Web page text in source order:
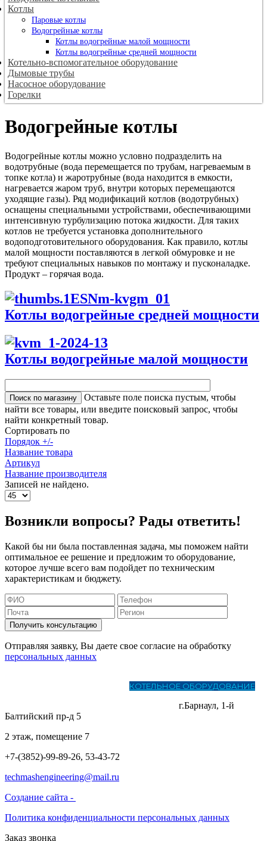
Котлы
Паровые котлы
Водогрейные котлы
Котлы водогрейные малой мощности
Котлы водогрейные средней мощности
Котельно-вспомогательное оборудование
Дымовые трубы
Насосное оборудование
Горелки
Водогрейные котлы
Водогрейные котлы можно условно подразделить на
водотрубные (вода перемещается по трубам, нагреваемым в
топке котла) и жаротрубные (вода находится в емкости,
нагревается жаром труб, внутри которых перемещаются
уходящие газы). Ряд модификаций котлов (водотрубных)
оснащены специальными устройствами, обеспечивающими
интенсивную турбулизацию потока жидкости. Для таких
котлов не требуется установка дополнительного
водоподготовительного оборудования. Как правило, котлы
малой мощности поставляются в легкой обмуровке и не
требуют специальных навыков по монтажу и пусконаладке.
Продукт – горячая вода.
Котлы водогрейные средней мощности
Котлы водогрейные малой мощности
Оставьте поле поиска пустым, чтобы
найти все товары, или введите поисковый запрос, чтобы
найти конкретный товар.
Сортировать по
Порядок +/-
Название товара
Артикул
Название производителя
Записей не найдено.
Возникли вопросы? Рады ответить!
Какой бы ни была поставленная задача, мы поможем найти
оптимальное ее решение и предложим то оборудование,
которое лучше всего вам подойдет по техническим
характеристикам и бюджету.
Получить консультацию
Отправляя заявку, Вы даете свое согласие на обработку
персональных данных
КОТЕЛЬНОЕ ОБОРУДОВАНИЕ
г.Барнаул, 1-й
Балтийский пр-д 5
2 этаж, помещение 7
+7-(3852)-99-89-26, 53-43-72
techmashengineering@mail.ru
Создание сайта -
Политика конфиденциальности персональных данных
Заказ звонка